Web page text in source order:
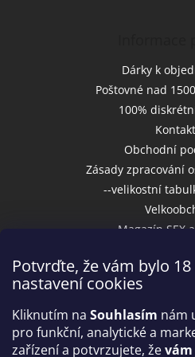
Potvrďte, že vám bylo
nastavení cookies
Kliknutím na Souhlasím nám
pro funkční, analytické a
zařízení a potvrzujete, ževám
Dárky k
Poštovné nad
100%
Obchodní
Zásady zpracování
--velikostní
Magazín SEX
Přijímáme